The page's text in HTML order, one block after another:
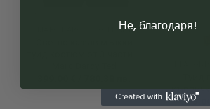
MARC DARCY КОСТЮМИ
55.00
Не, благодаря!